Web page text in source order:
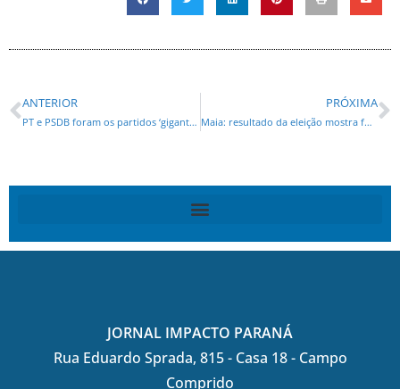
ANTERIOR
PT e PSDB foram os partidos ‘gigantes’ que encolheram no domingo
PRÓXIMA
Maia: resultado da eleição mostra fortalecimento de partidos liberais
JORNAL IMPACTO PARANÁ
Rua Eduardo Sprada, 815 - Casa 18 - Campo
Comprido